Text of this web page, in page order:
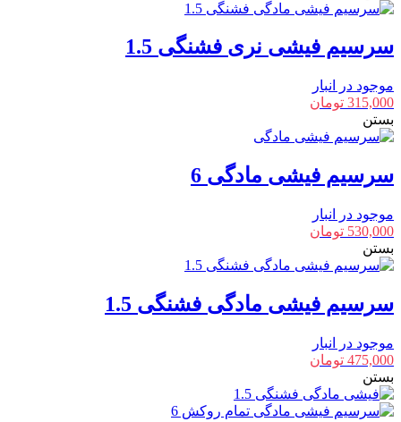
سرسیم فیشی نری فشنگی 1.5
موجود در انبار
315,000 تومان
بستن
سرسیم فیشی مادگی 6
موجود در انبار
530,000 تومان
بستن
سرسیم فیشی مادگی فشنگی 1.5
موجود در انبار
475,000 تومان
بستن